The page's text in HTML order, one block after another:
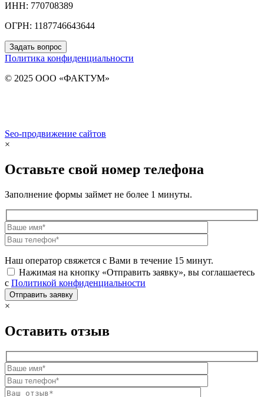
ИНН: 770708389
ОГРН: 1187746643644
Задать вопрос
Политика конфиденциальности
© 2025 ООО «ФАКТУМ»
Seo-продвижение сайтов
×
Оставьте свой номер телефона
Заполнение формы займет не более 1 минуты.
Наш оператор свяжется с Вами в течение 15 минут.
Нажимая на кнопку «Отправить заявку», вы соглашаетесь
с Политикой конфиденциальности
×
Оставить отзыв